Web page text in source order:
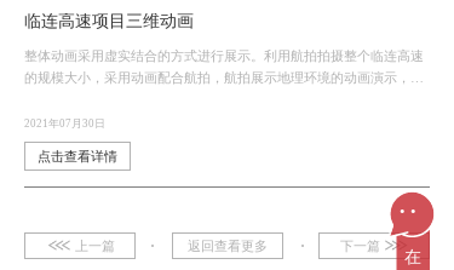
临连高速项目三维动画
整体动画采用虚实结合的方式进行展示。利用航拍拍摄整个临连高速
的规模大小，采用动画配合航拍，航拍展示地理环境的动画演示，两
2021年07月30日
点击查看详情
上一篇 返回查看更多 下一篇
...
在